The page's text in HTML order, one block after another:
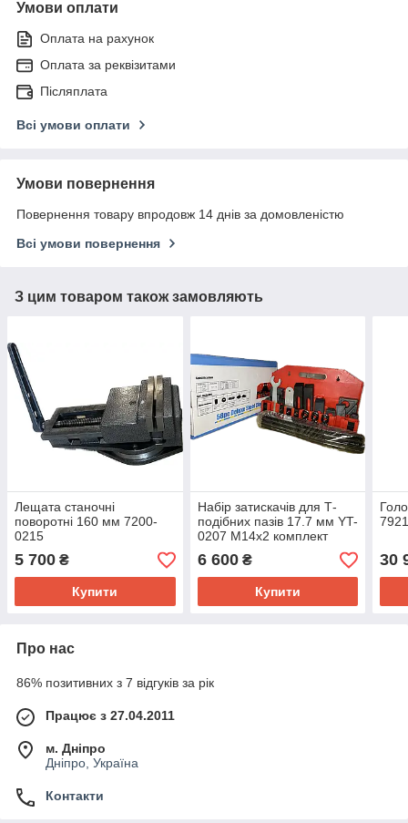
Умови оплати
Оплата на рахунок
Оплата за реквізитами
Післяплата
Всі умови оплати
Умови повернення
Повернення товару впродовж 14 днів за домовленістю
Всі умови повернення
З цим товаром також замовляють
Лещата станочні
поворотні 160 мм 7200-
0215
5 700 ₴
Купити
Набір затискачів для Т-
подібних пазів 17.7 мм YT-
0207 М14х2 комплект
прихватів для верстатів
6 600₴
Купити
30
Про нас
86% позитивних з 7 відгуків за рік
Працює з 27.04.2011
м. Дніпро
Дніпро, Україна
Контакти